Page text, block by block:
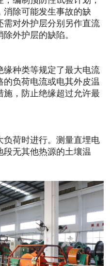
消除可能发生事故的缺
需对外护层分别另作直流
外护层的缺陷。
缘种类等规定了最大电流
负荷电流或电其外皮温
施，防止绝缘超过允许最
负荷时进行。测量直埋电
无其他热源的土壤温